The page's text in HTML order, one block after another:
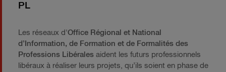
PL
Les réseaux d'Office Régional et National
d’Information, de Formation et de Formalités des
Professions Libérales aident les futurs professionnels
libéraux à réaliser leurs projets, qu’ils soient en phase de